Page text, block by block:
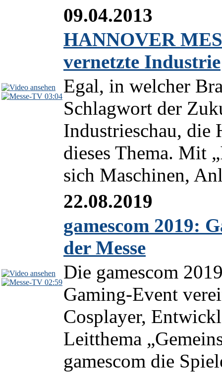
03:04
09.04.2013
HANNOVER
vernetzte Industrie
Egal, in welcher
Schlagwort der
Industrieschau, die
dieses Thema. Mit
sich Maschinen,
02:59
22.08.2019
gamescom 2019:
der Messe
Die gamescom
Gaming-Event
Cosplayer,
Leitthema
gamescom die